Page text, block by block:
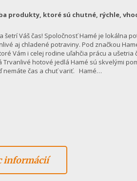
produkty, ktoré sú chutné, rýchle,
šetrí Váš čas! Spoločnosť Hamé je lokálna
aj chladené potraviny. Pod značkou
Vám i celej rodine uľahčia prácu a
Trvanlivé hotové jedlá Hamé sú skvelými
nemáte čas a chuť variť. Hamé…
informácií